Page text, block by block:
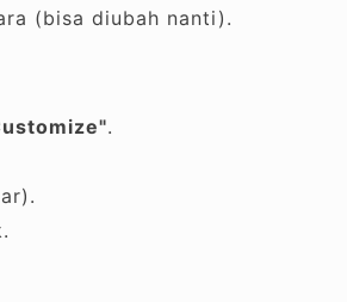
(bisa diubah nanti).
.